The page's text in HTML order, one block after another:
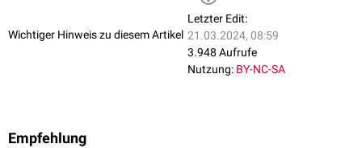
der Skorpione endet in einem Giftstachel.
DieFortpflanzung erfolgt ovipar (eierlegend) oder vivipar
(lebendgebärend, z.B. Skorpione).
Wichtiger Hinweis zu diesem Artikel
Letzter Edit:
21.03.2024, 08:59
3.948 Aufrufe
Nutzung: BY-NC-SA
Empfehlung